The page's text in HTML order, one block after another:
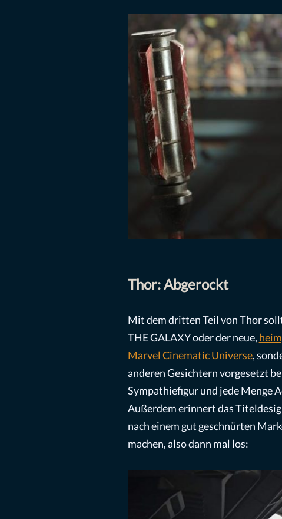
Thor: Abgerockt
Mit dem dritten Teil von Thor
THE GALAXY oder der neue,
Marvel Cinematic Universe,
anderen Gesichtern vorgesetzt
Sympathiefigur und jede Menge
Außerdem erinnert das
nach einem gut geschnürten
machen, also dann mal los: